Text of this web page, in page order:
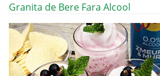
Granita de Bere Fara Alcool